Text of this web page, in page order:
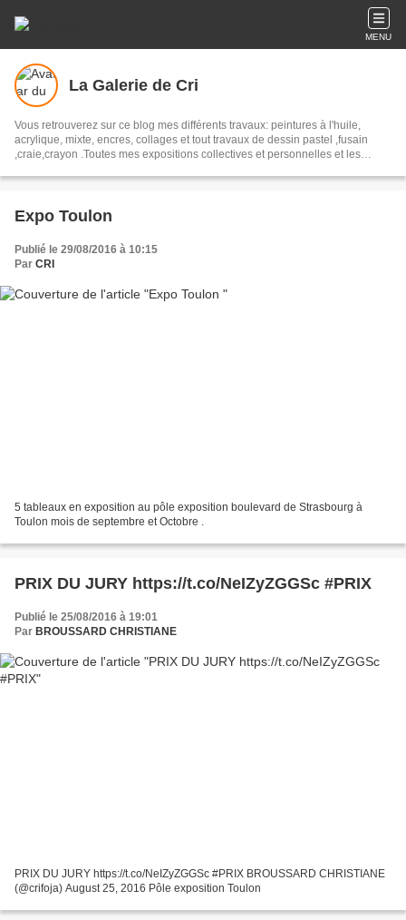
MENU
La Galerie de Cri
Vous retrouverez sur ce blog mes différents travaux: peintures à l'huile,
acrylique, mixte, encres, collages et tout travaux de dessin pastel ,fusain
,craie,crayon .Toutes mes expositions collectives et personnelles et les
Expo Toulon
Publié le 29/08/2016 à 10:15
Par CRI
5 tableaux en exposition au pôle exposition boulevard de Strasbourg à
Toulon mois de septembre et Octobre .
PRIX DU JURY https://t.co/NeIZyZGGSc #PRIX
Publié le 25/08/2016 à 19:01
Par BROUSSARD CHRISTIANE
PRIX DU JURY https://t.co/NeIZyZGGSc #PRIX BROUSSARD CHRISTIANE
(@crifoja) August 25, 2016 Pôle exposition Toulon